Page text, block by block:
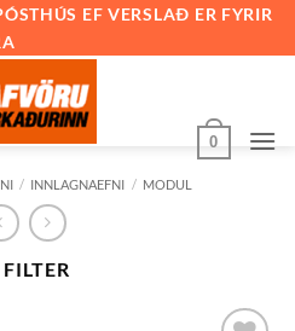
EF VERSLAÐ ER FYRIR
0
/ INNLAGNAEFNI / MODUL
FILTER